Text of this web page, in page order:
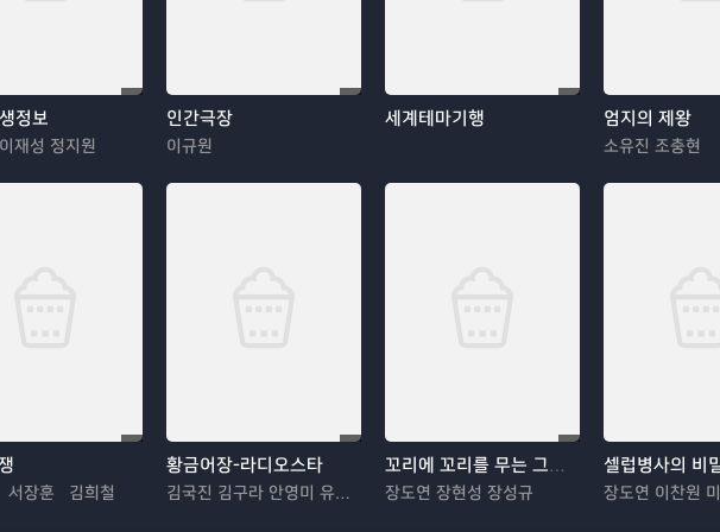
정보
재성 정지원
인간극장
이규원
세계테마기행 엄지의 제왕
소유진 조충현
서장훈 김희철
황금어장-라디오스타
김국진 김구라 안영미 유세윤
꼬리에 꼬리를 무는 그날 이야기
장도연 장현성 장성규
셀럽병사의 비
장도연 이찬원